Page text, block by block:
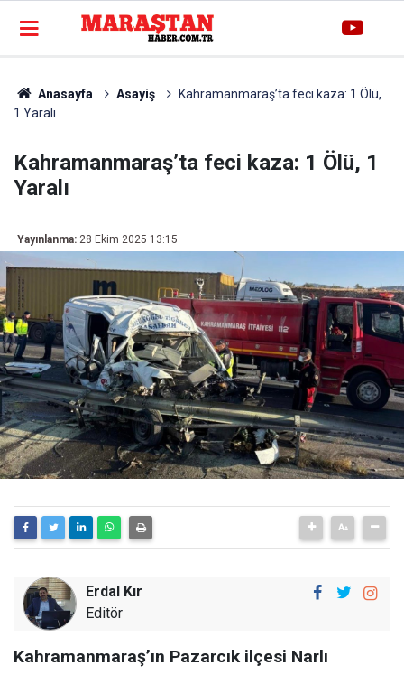
Anasayfa Asayiş
Kahramanmaraş’ta feci kaza: 1 Ölü,
1 Yaralı
Kahramanmaraş’ta feci kaza: 1 Ölü, 1
Yaralı
Yayınlanma: 28 Ekim 2025 13:15
Erdal Kır
Editör
Kahramanmaraş’ın Pazarcık ilçesi Narlı